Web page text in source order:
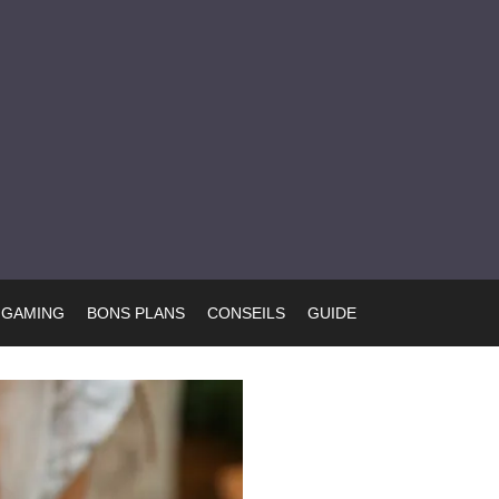
GAMING BONS PLANS CONSEILS GUIDE